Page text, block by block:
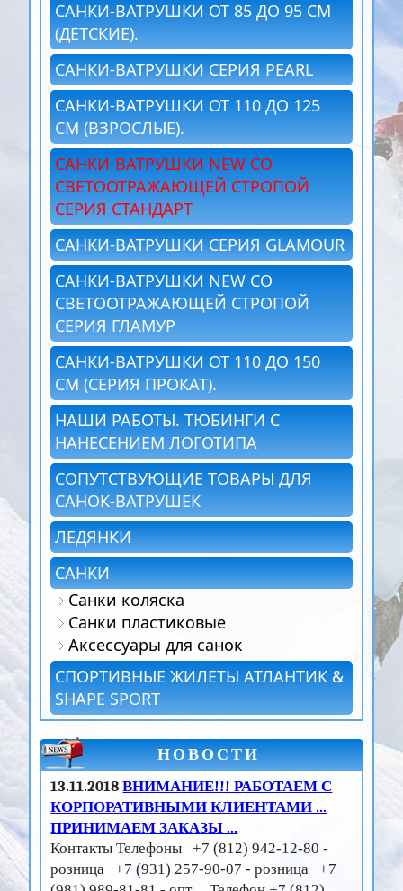
САНКИ-ВАТРУШКИ ОТ 85 ДО 95 СМ
(ДЕТСКИЕ).
САНКИ-ВАТРУШКИ СЕРИЯ PEARL
САНКИ-ВАТРУШКИ ОТ 110 ДО 125
СМ (ВЗРОСЛЫЕ).
САНКИ-ВАТРУШКИ NEW СО
СВЕТООТРАЖАЮЩЕЙ СТРОПОЙ
СЕРИЯ СТАНДАРТ
САНКИ-ВАТРУШКИ СЕРИЯ GLAMOUR
САНКИ-ВАТРУШКИ NEW СО
СВЕТООТРАЖАЮЩЕЙ СТРОПОЙ
СЕРИЯ ГЛАМУР
САНКИ-ВАТРУШКИ ОТ 110 ДО 150
СМ (СЕРИЯ ПРОКАТ).
НАШИ РАБОТЫ. ТЮБИНГИ С
НАНЕСЕНИЕМ ЛОГОТИПА
СОПУТСТВУЮЩИЕ ТОВАРЫ ДЛЯ
САНОК-ВАТРУШЕК
ЛЕДЯНКИ
САНКИ
Санки коляска
Санки пластиковые
Аксессуары для санок
СПОРТИВНЫЕ ЖИЛЕТЫ АТЛАНТИК &
SHAPE SPORT
НОВОСТИ
13.11.2018ВНИМАНИЕ!!! РАБОТАЕМ С
КОРПОРАТИВНЫМИ КЛИЕНТАМИ ...
ПРИНИМАЕМ ЗАКАЗЫ ...
Контакты Телефоны +7 (812) 942-12-80 -
розница +7 (931) 257-90-07 - розница +7